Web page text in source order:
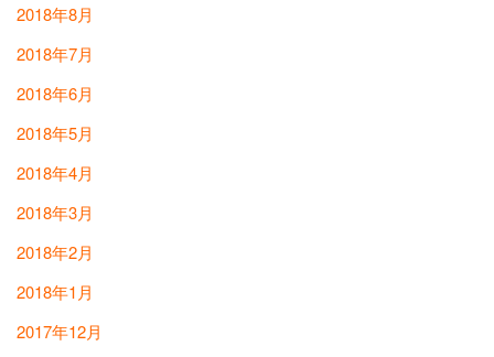
2018年8月
2018年7月
2018年6月
2018年5月
2018年4月
2018年3月
2018年2月
2018年1月
2017年12月